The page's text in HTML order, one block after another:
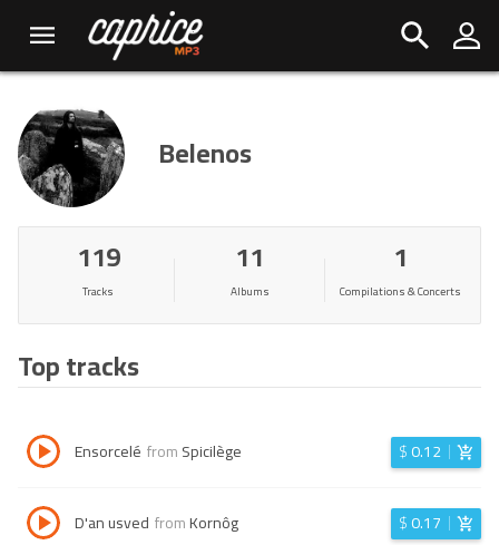
Belenos
119
Tracks
11
Albums
1
Compilations & Concerts
Top tracks
Ensorcelé fromSpicilège $0.12
D'an usved fromKornôg $0.17